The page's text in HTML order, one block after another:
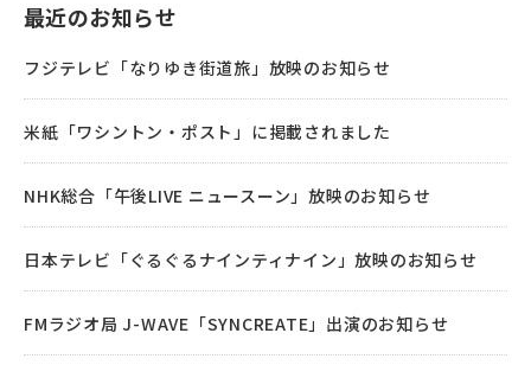
最近のお知らせ
フジテレビ「なりゆき街道旅」放映のお知らせ
米紙「ワシントン・ポスト」に掲載されました
NHK総合「午後LIVE ニュースーン」放映のお知らせ
日本テレビ「ぐるぐるナインティナイン」放映のお知らせ
FMラジオ局 J-WAVE「SYNCREATE」出演のお知らせ